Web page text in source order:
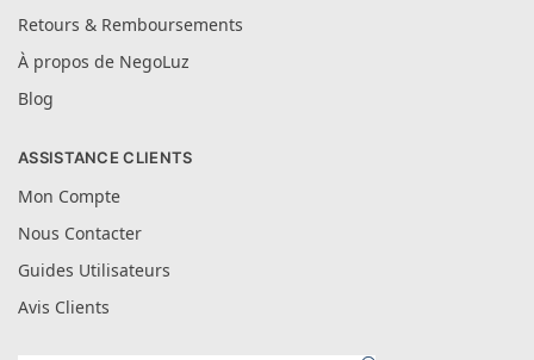
Retours & Remboursements
À propos de NegoLuz
Blog
ASSISTANCE CLIENTS
Mon Compte
Nous Contacter
Guides Utilisateurs
Avis Clients